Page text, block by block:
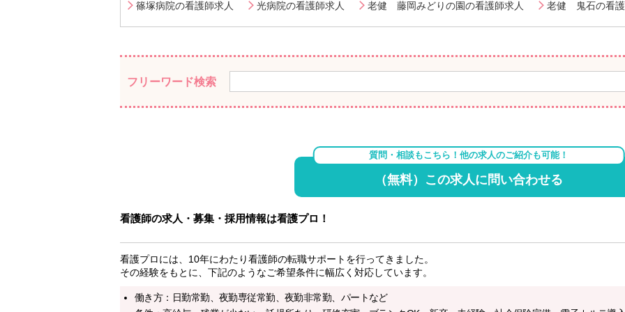
篠塚病院の看護師求人 光病院の看護師求人 老健 藤岡みどりの園の看護師求人 老健 鬼石の看
フリーワード検索
質問・相談もこちら！他の求人のご紹介も可能！
（無料）この求人に問い合わせる
看護師の求人・募集・採用情報は看護プロ！
看護プロには、10年にわたり看護師の転職サポートを行ってきました。
その経験をもとに、下記のようなご希望条件に幅広く対応しています。
働き方：日勤常勤、夜勤専従常勤、夜勤非常勤、パートなど